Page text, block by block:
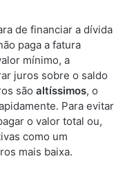
de financiar a dívida
paga a fatura
mínimo, a
juros sobre o saldo
são altíssimos, o
Para evitar
o valor total ou,
como um
mais baixa.